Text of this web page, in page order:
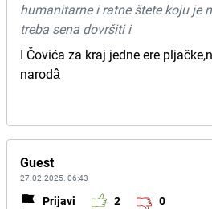
humanitarne i ratne štete koju je
treba sena dovršiti i
I Čovića za kraj jedne ere
narodâ
Guest
27.02.2025. 06:43
Prijavi 2 0